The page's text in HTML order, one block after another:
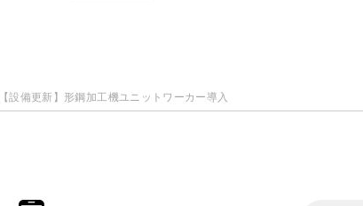
【設備更新】形鋼加工機ユニットワーカー導入